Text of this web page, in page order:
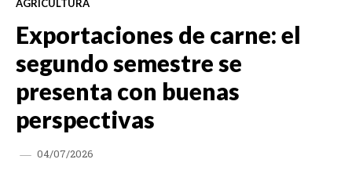
AGRICULTURA
Exportaciones de carne: el
segundo semestre se
presenta con buenas
perspectivas
04/07/2026